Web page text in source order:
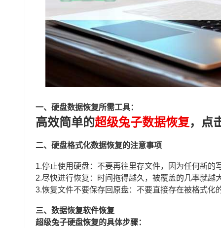
一、硬盘数据恢复所需工具：
高效简单的超级兔子数据恢复，点
二、硬盘格式化数据恢复的注意事项
1.停止使用硬盘：不要再往里存文件，因为任何新
2.尽快进行恢复：时间拖得越久，被覆盖的几率就
3.恢复文件不要保存回原盘：不要直接存在被格式
三、数据恢复软件恢复
超级兔子硬盘恢复的具体步骤：